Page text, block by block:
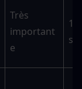
Très
important
e